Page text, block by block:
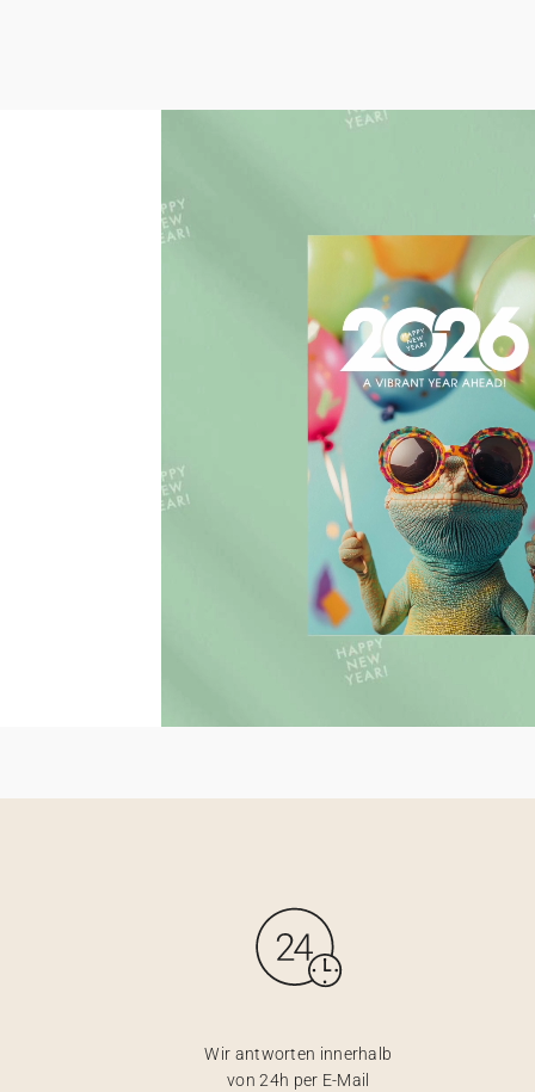
Wir antworten innerhalb
von 24h per E-Mail